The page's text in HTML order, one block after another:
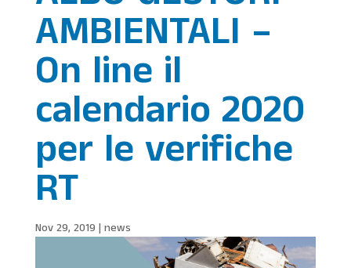
AMBIENTALI –
On line il
calendario 2020
per le verifiche
RT
Nov 29, 2019 news